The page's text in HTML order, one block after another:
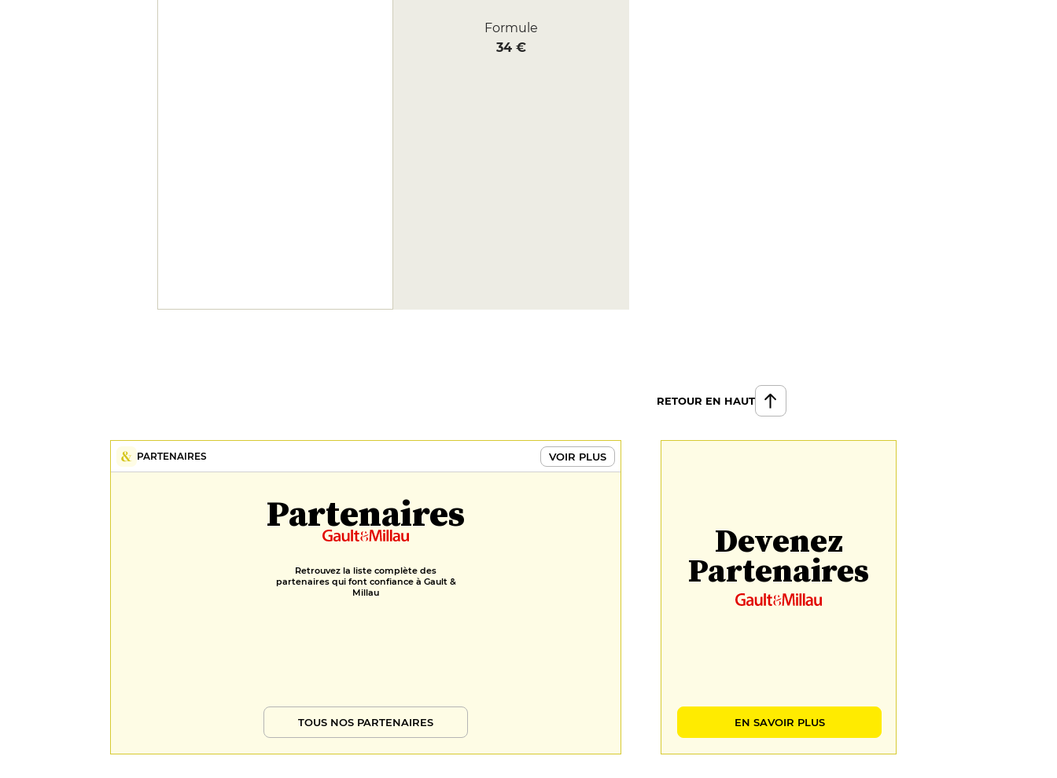
Formule
34 €
RETOUR EN HAUT
PARTENAIRES VOIR PLUS
Partenaires
Retrouvez la liste complète des
partenaires qui font confiance à Gault &
Millau
TOUS NOS PARTENAIRES
Devenez
Partenaires
EN SAVOIR PLUS